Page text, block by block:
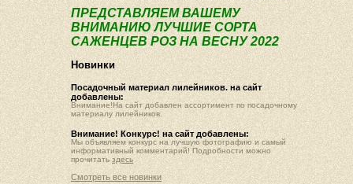
ПРЕДСТАВЛЯЕМ ВАШЕМУ
ВНИМАНИЮ ЛУЧШИЕ СОРТА
САЖЕНЦЕВ РОЗ НА ВЕСНУ 2022
Новинки
Посадочный материал лилейников. на сайт
добавлены:
Внимание!На сайт добавлен ассортимент по посадочному
материалу лилейников.
Внимание! Конкурс! на сайт добавлены:
Мы объявляем конкурс на лучшую фотографию и самый
информативный комментарий! Подробности можно
прочитать здесь
Смотреть все новинки